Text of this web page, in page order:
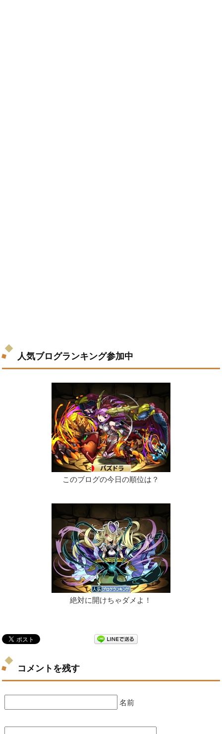
人気ブログランキング参加中
このブログの今日の順位は？
絶対に開けちゃダメよ！
コメントを残す
名前